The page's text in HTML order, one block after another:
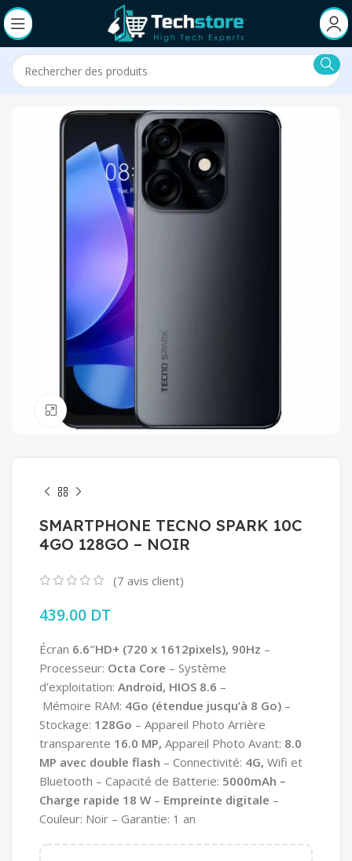
Click to enlarge
SMARTPHONE TECNO SPARK 10C
4GO 128GO – NOIR
(7 avis client)
439.00 DT
Écran 6.6″HD+ (720 x 1612pixels), 90Hz –
Processeur: Octa Core – Système
d’exploitation: Android, HIOS 8.6 –
Mémoire RAM: 4Go (étendue jusqu’à 8 Go) –
Stockage: 128Go – Appareil Photo Arrière
transparente 16.0 MP, Appareil Photo Avant: 8.0
MP avec double flash – Connectivité: 4G, Wifi et
Bluetooth – Capacité de Batterie: 5000mAh –
Charge rapide 18 W – Empreinte digitale –
Couleur: Noir – Garantie: 1 an